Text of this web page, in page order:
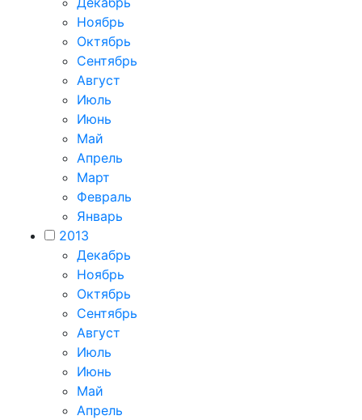
Ноябрь
Октябрь
Сентябрь
Август
Июль
Июнь
Май
Апрель
Март
Февраль
Январь
2013
Декабрь
Ноябрь
Октябрь
Сентябрь
Август
Июль
Июнь
Май
Апрель